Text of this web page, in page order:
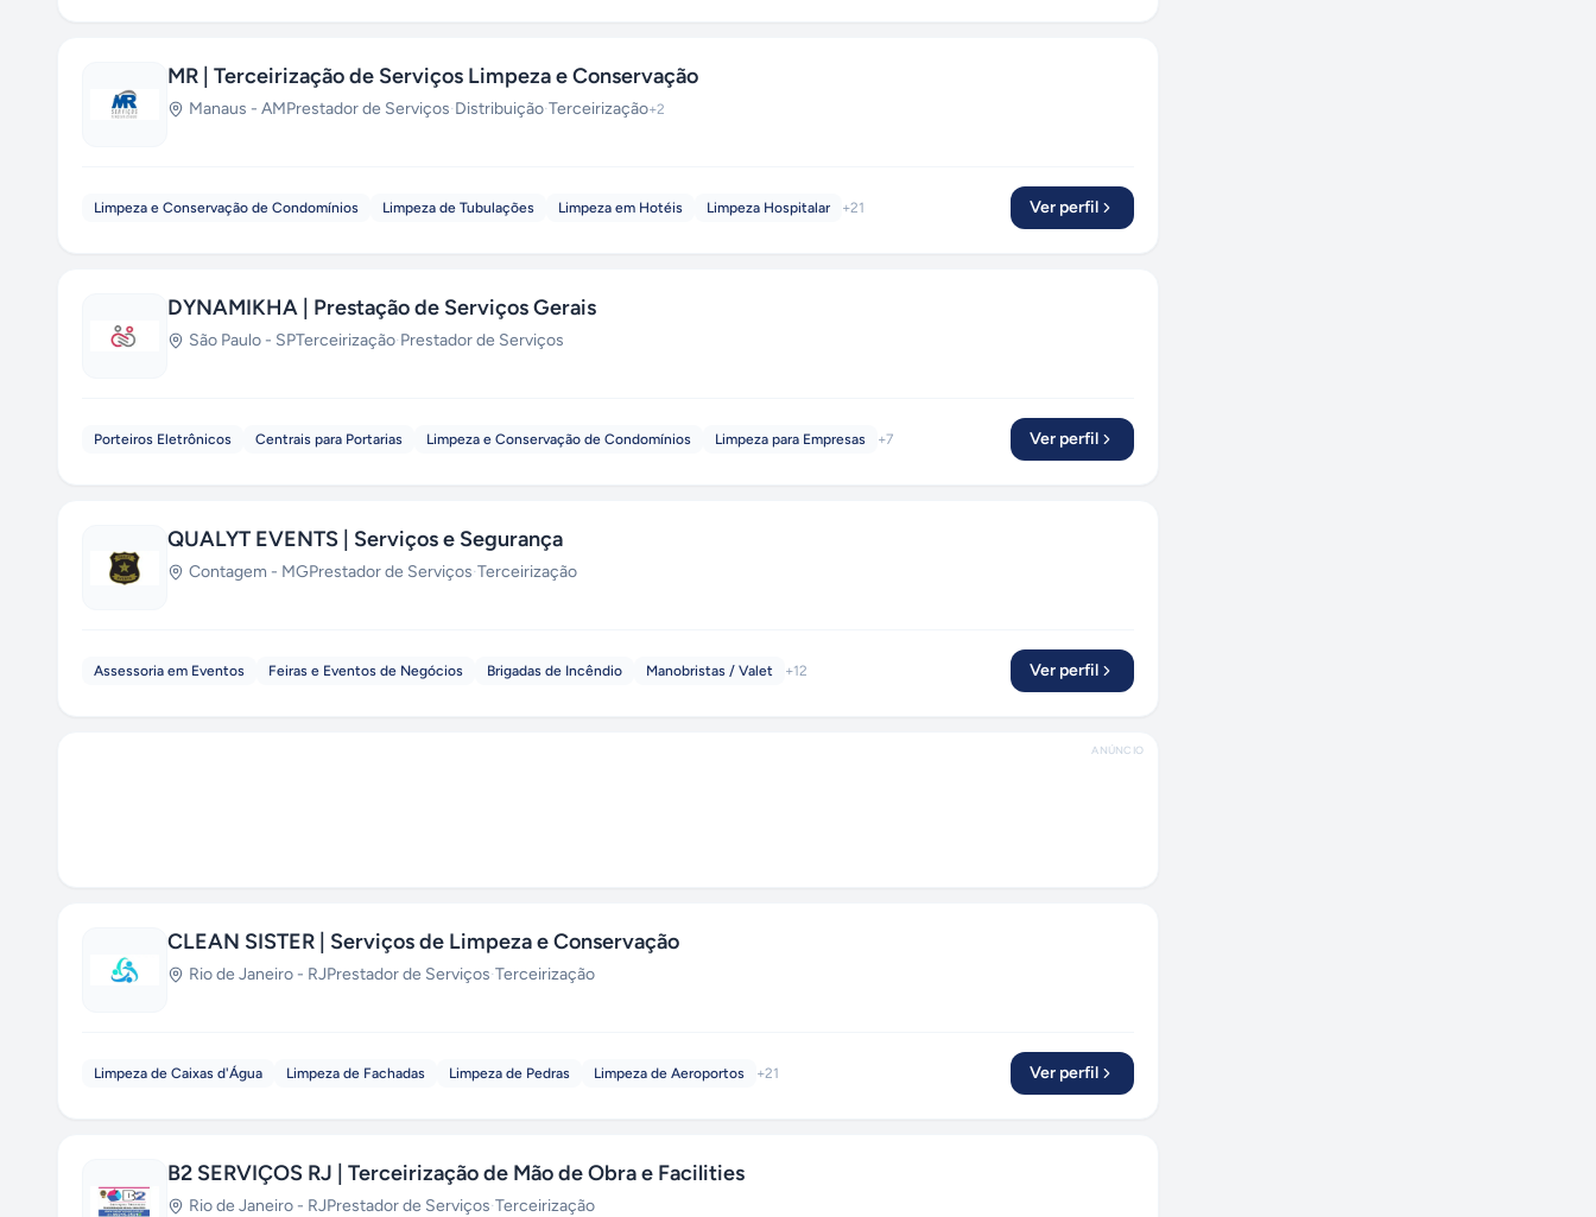
MR | Terceirização de Serviços Limpeza e Conservação
Manaus - AMPrestador de Serviços·Distribuição·Terceirização+2
Limpeza e Conservação de Condomínios Limpeza de Tubulações Limpeza em Hotéis Limpeza Hospitalar +21 Ver perfil
DYNAMIKHA | Prestação de Serviços Gerais
São Paulo - SPTerceirização·Prestador de Serviços
Porteiros Eletrônicos Centrais para Portarias Limpeza e Conservação de Condomínios Limpeza para Empresas +7 Ver perfil
QUALYT EVENTS | Serviços e Segurança
Contagem - MGPrestador de Serviços·Terceirização
Assessoria em Eventos Feiras e Eventos de Negócios Brigadas de Incêndio Manobristas / Valet +12 Ver perfil
ANÚNCIO
CLEAN SISTER | Serviços de Limpeza e Conservação
Rio de Janeiro - RJPrestador de Serviços·Terceirização
Limpeza de Caixas d'Água Limpeza de Fachadas Limpeza de Pedras Limpeza de Aeroportos +21 Ver perfil
B2 SERVIÇOS RJ | Terceirização de Mão de Obra e Facilities
Rio de Janeiro - RJPrestador de Serviços·Terceirização